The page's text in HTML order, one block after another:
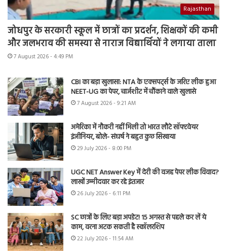
Rajasthan
जोधपुर के सरकारी स्कूल में छात्रों का प्रदर्शन, शिक्षकों की कमी
और जलभराव की समस्या से नाराज विद्यार्थियों ने लगाया ताला
7 August 2026 - 4:49 PM
CBI का बड़ा खुलासा: NTA के एक्सपर्ट्स के जरिए लीक हुआ
NEET-UG का पेपर, चार्जशीट में चौंकाने वाले खुलासे
7 August 2026 - 9:21 AM
अमेरिका में नौकरी नहीं मिली तो भारत लौटे सॉफ्टवेयर
इंजीनियर, बोले- संघर्ष ने बहुत कुछ सिखाया
29 July 2026 - 8:00 PM
UGC NET Answer Key में देरी की वजह पेपर लीक विवाद?
लाखों उम्मीदवार कर रहे इंतजार
26 July 2026 - 6:11 PM
SC छात्रों के लिए बड़ा अपडेट! 15 अगस्त से पहले कर लें ये
काम, वरना अटक सकती है स्कॉलरशिप
22 July 2026 - 11:54 AM